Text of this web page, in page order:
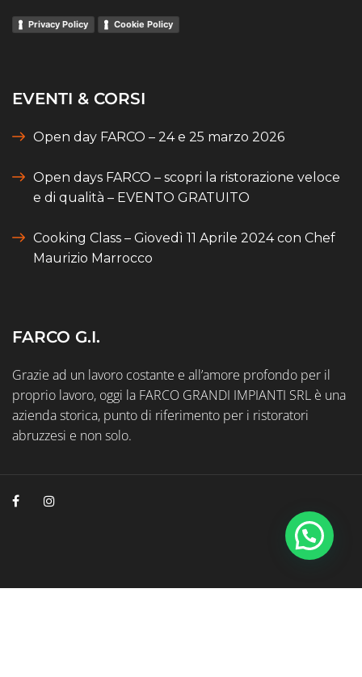
Privacy Policy Cookie Policy
EVENTI & CORSI
Open day FARCO – 24 e 25 marzo 2026
Open days FARCO – scopri la ristorazione veloce
e di qualità – EVENTO GRATUITO
Cooking Class – Giovedì 11 Aprile 2024 con Chef
Maurizio Marrocco
FARCO G.I.
Grazie ad un lavoro costante e all’amore profondo per il
proprio lavoro, oggi la FARCO GRANDI IMPIANTI SRL è una
azienda storica, punto di riferimento per i ristoratori
abruzzesi e non solo.